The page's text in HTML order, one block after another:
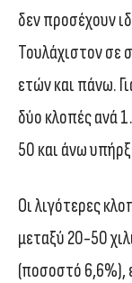
δεν προσέχουν
Τουλάχιστον σε
ετών και πάνω.
δύο κλοπές ανά
50 και άνω
Οι λιγότερες
μεταξύ 20-50
(ποσοστό 6,6%),